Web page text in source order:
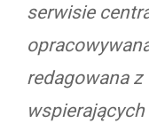
serwisie
redagowana